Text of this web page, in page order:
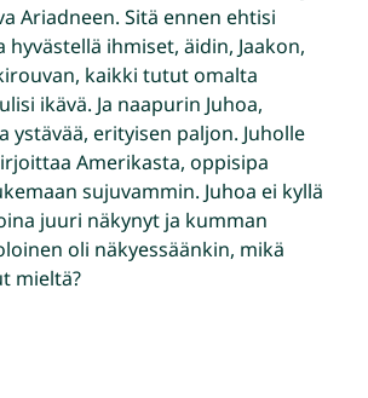
Ariadneen. Sitä ennen ehtisi
hyvästellä ihmiset, äidin, Jaakon,
kaikki tutut omalta
ikävä. Ja naapurin Juhoa,
ystävää, erityisen paljon. Juholle
Amerikasta, oppisipa
sujuvammin. Juhoa ei kyllä
juuri näkynyt ja kumman
oli näkyessäänkin, mikä
mieltä?